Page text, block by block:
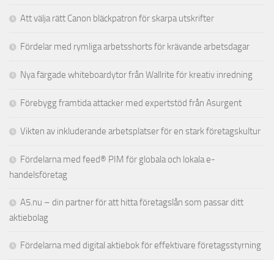
Att välja rätt Canon bläckpatron för skarpa utskrifter
Fördelar med rymliga arbetsshorts för krävande arbetsdagar
Nya färgade whiteboardytor från Wallrite för kreativ inredning
Förebygg framtida attacker med expertstöd från Asurgent
Vikten av inkluderande arbetsplatser för en stark företagskultur
Fördelarna med feed® PIM för globala och lokala e-
handelsföretag
A5.nu – din partner för att hitta företagslån som passar ditt
aktiebolag
Fördelarna med digital aktiebok för effektivare företagsstyrning